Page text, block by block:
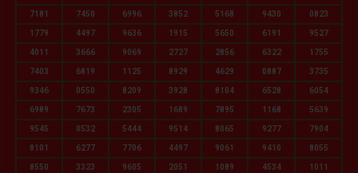
7181 7450 6996 3852 5168 9430 0823
1779 4497 9636 1915 5650 6191 9527
4011 3666 9069 2727 2856 6322 1755
7403 6819 1125 8929 4629 0887 3735
9346 0550 8209 3928 8104 6528 6054
6989 7673 2305 1689 7895 1168 5639
9545 0532 5444 9514 8065 9277 7904
8101 6277 7706 4497 9061 9410 8055
8550 3323 9605 2051 1089 4534 1011